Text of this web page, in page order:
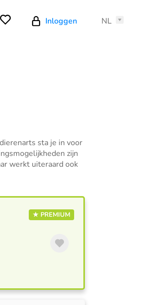
Inloggen NL
sta je in voor
zijn
werkt uiteraard ook
★ PREMIUM